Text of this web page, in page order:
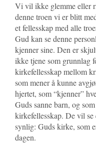
Vi vil ikke glemme eller
denne troen vi er blitt
et fellesskap med alle
Gud kan se denne
kjenner sine. Den er
ikke tjene som grunnlag
kirkefellesskap mellom
som mener å kunne
hjertet, som “kjenner”
Guds sanne barn, og
kirkefellesskap. De vil
synlig: Guds kirke, som
dagen.